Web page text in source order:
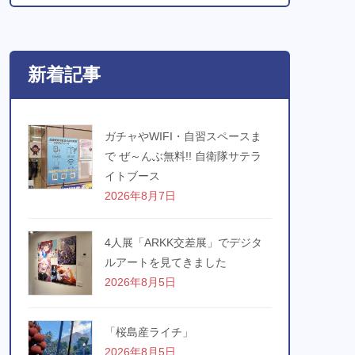
新着記事
ガチャやWIFI・自習スペースま
で ぜ～んぶ無料!! 自衛隊サテラ
イトブース
2026年8月7日
4人展「ARKK交差展」でデジタ
ルアートを見てきました
2026年8月5日
「桜島産ライチ」
2026年8月5日